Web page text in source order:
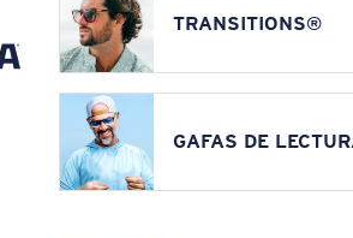
TRANSITIONS®
GAFAS DE